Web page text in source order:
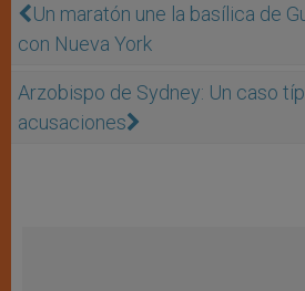
Un maratón une la basílica de
con Nueva York
Arzobispo de Sydney: Un caso
acusaciones